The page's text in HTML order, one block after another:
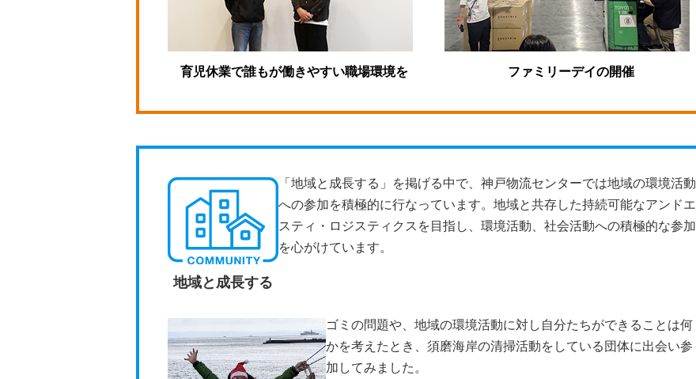
育児休業で誰もが働きやすい職場環境を ファミリーデイの開催
地域と成長する
「地域と成長する」を掲げる中で、神戸物流センターでは地域の環境活動
への参加を積極的に行なっています。地域と共存した持続可能なアンドエ
スティ・ロジスティクスを目指し、環境活動、社会活動への積極的な参加
を心がけています。
ゴミの問題や、地域の環境活動に対し自分たちができることは何
かを考えたとき、須磨海岸の清掃活動をしている団体に出会い参
加してみました。